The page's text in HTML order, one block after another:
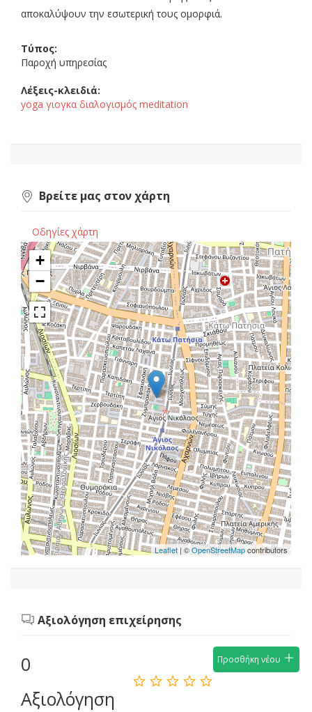
αποκαλύψουν την εσωτερική τους ομορφιά.
Τύπος:
Παροχή υπηρεσίας
Λέξεις-κλειδιά:
yoga γιογκα διαλογισμός meditation
Βρείτε μας στον χάρτη
Οδηγίες χάρτη
+
−
Leaflet | ©OpenStreetMapcontributors
Αξιολόγηση επιχείρησης
0
Αξιολόγηση
Προσθήκη νέου